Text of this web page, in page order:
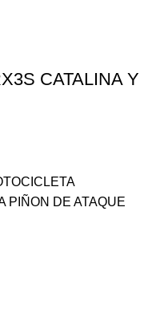
CATALINA Y
PIÑON DE ATAQUE